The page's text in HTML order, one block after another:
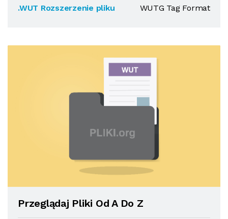
.WUT Rozszerzenie pliku
WUTG Tag Format
Przeglądaj Pliki Od A Do Z